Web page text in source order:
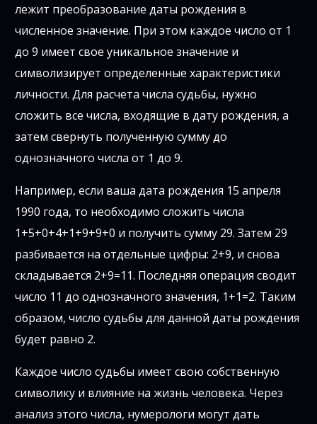
лежит преобразование даты рождения в
численное значение. При этом каждое число от 1
до 9 имеет свое уникальное значение и
символизирует определенные характеристики
личности. Для расчета числа судьбы, нужно
сложить все числа, входящие в дату рождения, а
затем свернуть полученную сумму до
однозначного числа от 1 до 9.
Например, если ваша дата рождения 15 апреля
1990 года, то необходимо сложить числа
1+5+0+4+1+9+9+0 и получить сумму 29. Затем 29
разбивается на отдельные цифры: 2+9, и снова
складывается 2+9=11. Последняя операция сводит
число 11 до однозначного значения, 1+1=2. Таким
образом, число судьбы для данной даты рождения
будет равно 2.
Каждое число судьбы имеет свою собственную
символику и влияние на жизнь человека. Через
анализ этого числа, нумерологи могут дать